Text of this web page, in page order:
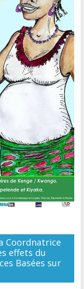
Coordnatrice
effets du
Basées sur